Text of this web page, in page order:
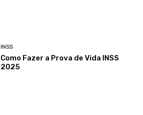
INSS
Como Fazer a Prova de Vida INSS
2025